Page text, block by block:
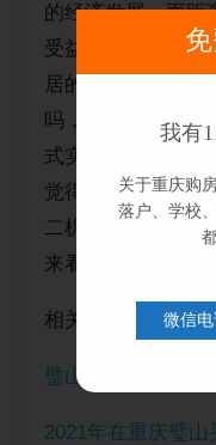
的经济发展，而距
受益者，为啥呢，
居的区域，算得上
吗，这些年一直也
式实施起来必将带
觉得这个地方太偏
二机场的空港区域
来看是不是合情合
相关文章：
璧山的房子有投资
2021年在重庆璧山
我有
关于重庆购
落户、学校
微信电